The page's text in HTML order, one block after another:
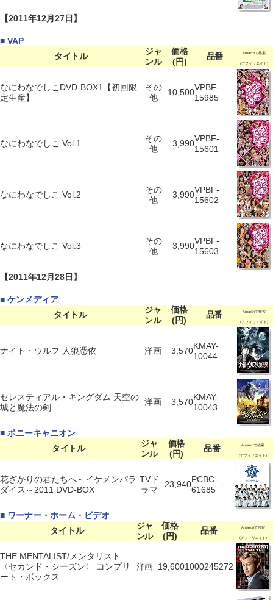
【2011年12月27日】
■ VAP
タイトル
ジャ
ンル
価格
(円)
品番 Amazonで検索
(アフィリエイト)
なにわなでしこDVD-BOX1【初回限
定生産】
その
他
10,500VPBF-
15985
なにわなでしこ Vol.1
その
他
3,990VPBF-
15601
なにわなでしこ Vol.2
その
他
3,990VPBF-
15602
なにわなでしこ Vol.3
その
他
3,990VPBF-
15603
【2011年12月28日】
■ ケンメディア
タイトル
ジャ
ンル
価格
(円)
品番 Amazonで検索
(アフィリエイト)
ナイト・ウルフ 人狼憑依 洋画 3,570KMAY-
10044
セレスティアル・キングダム 天空の
城と魔法の剣
洋画 3,570KMAY-
10043
■ ポニーキャニオン
タイトル
ジャ
ンル
価格
(円)
品番 Amazonで検索
(アフィリエイト)
花ざかりの君たちへ～イケメンパラ
ダイス～2011 DVD-BOX
TVド
ラマ
23,940PCBC-
61685
■ ワーナー・ホーム・ビデオ
タイトル
ジャ
ンル
価格
(円)
品番 Amazonで検索
(アフィリエイト)
THE MENTALIST/メンタリスト
〈セカンド・シーズン〉 コンプリ
ート・ボックス
洋画 19,6001000245272